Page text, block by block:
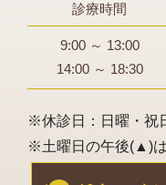
2023年07月
2023年04月
2023年03月
2023年02月
診療時間
9:00 ～ 13:00
14:00 ～ 18:30
※休診日：日曜・祝
※土曜日の午後(▲)